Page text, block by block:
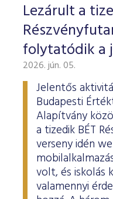
Lezárult a
folytatódik a
2026. jún. 05.
Jelentős
Budapesti
Alapítvány
a tizedik BÉT
verseny idén
volt, és iskolás
valamennyi